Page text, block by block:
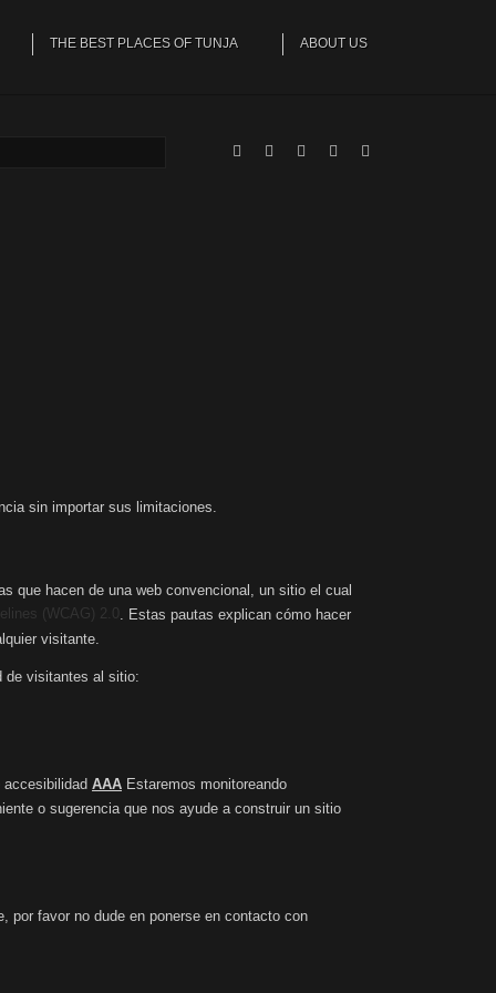
THE BEST PLACES OF TUNJA ABOUT US
sin importar sus limitaciones.
que hacen de una web convencional, un sitio el cual
(WCAG) 2.0 . Estas pautas explican cómo hacer
visitante.
de visitantes al sitio:
AAA Estaremos monitoreando
o sugerencia que nos ayude a construir un sitio
por favor no dude en ponerse en contacto con